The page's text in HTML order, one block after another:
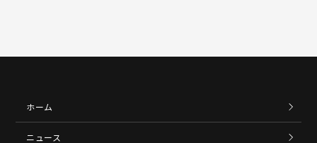
ホーム
ニュース